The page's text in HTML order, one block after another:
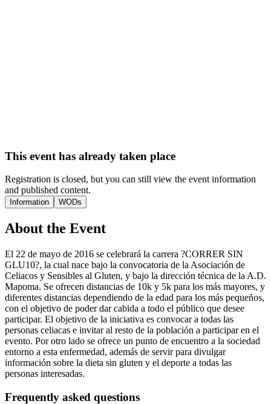
This event has already taken place
Registration is closed, but you can still view the event information
and published content.
Information WODs
About the Event
El 22 de mayo de 2016 se celebrará la carrera ?CORRER SIN
GLU10?, la cual nace bajo la convocatoria de la Asociación de
Celiacos y Sensibles al Gluten, y bajo la dirección técnica de la A.D.
Mapoma. Se ofrecen distancias de 10k y 5k para los más mayores, y
diferentes distancias dependiendo de la edad para los más pequeños,
con el objetivo de poder dar cabida a todo el público que desee
participar. El objetivo de la iniciativa es convocar a todas las
personas celiacas e invitar al resto de la población a participar en el
evento. Por otro lado se ofrece un punto de encuentro a la sociedad
entorno a esta enfermedad, además de servir para divulgar
información sobre la dieta sin gluten y el deporte a todas las
personas interesadas.
Frequently asked questions